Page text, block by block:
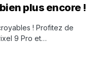
plus encore !
! Profitez de
9 Pro et…